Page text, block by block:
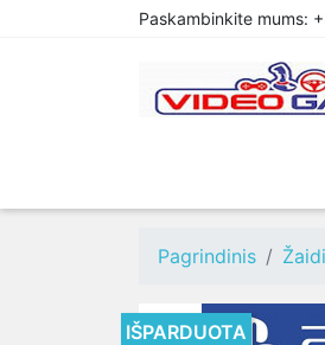
Paskambinkite mums:
PREORDER
Pagrindinis
IŠPARDUOTA